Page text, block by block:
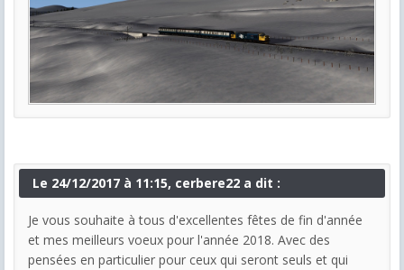
Le 24/12/2017 à 11:15, cerbere22 a dit :
Je vous souhaite à tous d'excellentes fêtes de fin d'année
et mes meilleurs voeux pour l'année 2018. Avec des
pensées en particulier pour ceux qui seront seuls et qui